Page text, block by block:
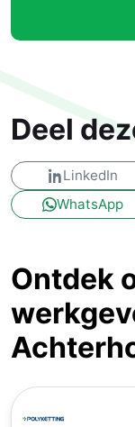
Deel
LinkedIn
WhatsApp
Ontdek